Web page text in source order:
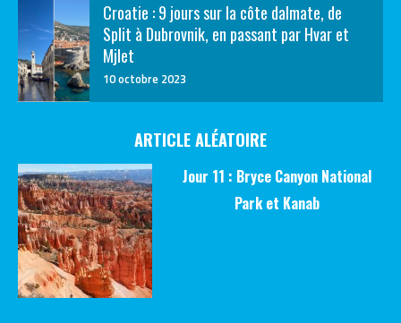
Croatie : 9 jours sur la côte dalmate, de
Split à Dubrovnik, en passant par Hvar et
Mjlet
10 octobre 2023
ARTICLE ALÉATOIRE
Jour 11 : Bryce Canyon National
Park et Kanab